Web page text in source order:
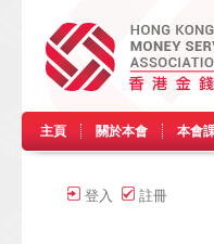
主頁 關於本會 本會
登入 註冊